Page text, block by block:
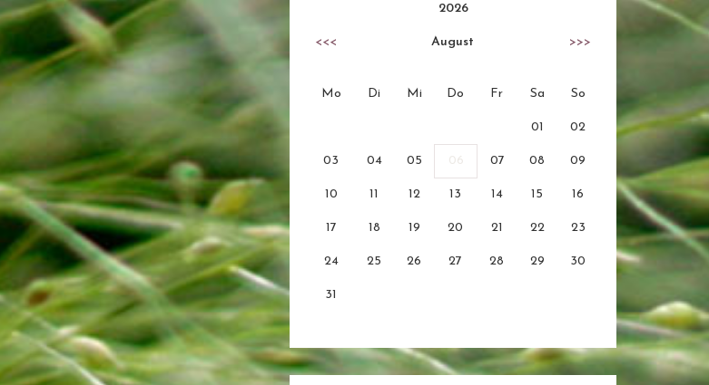
2026
<<< August >>>
Mo Di Mi Do Fr Sa So
01 02
03 04 05 06 07 08 09
10 11 12 13 14 15 16
17 18 19 20 21 22 23
24 25 26 27 28 29 30
31